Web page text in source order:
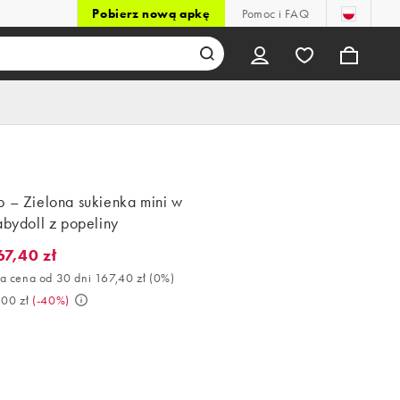
Pobierz nową apkę Pomoc i FAQ
– Zielona sukienka mini w
z popeliny
zł. Najlepsza cena od 30 dni 167,40 zł (0%). Było 279,00 zł.
zł
cena od 30 dni 167,40 zł (0%)
zł (-40%)